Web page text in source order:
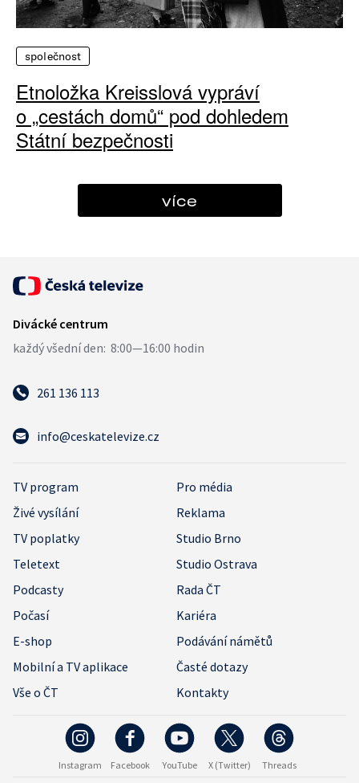
společnost
Etnoložka Kreisslová vypráví
o „cestách domů“ pod dohledem
Státní bezpečnosti
více
261 136 113
info@ceskatelevize.cz
TV program
Pro média
Živé vysílání
Reklama
TV poplatky
Studio Brno
Teletext
Studio Ostrava
Podcasty
Rada ČT
Počasí
Kariéra
E-shop
Podávání námětů
Mobilní a TV aplikace
Časté dotazy
Vše o ČT
Kontakty
Instagram Facebook YouTube X (Twitter) Threads